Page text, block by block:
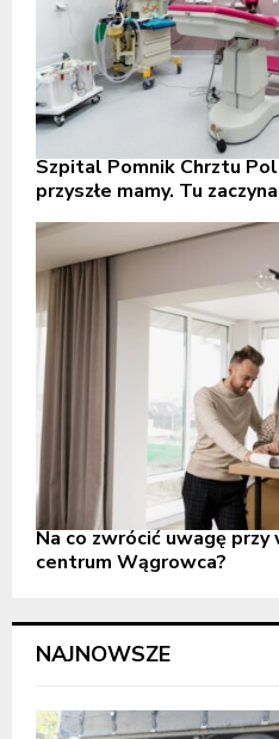
Szpital Pomnik Chrztu
przyszłe mamy. Tu
Na co zwrócić uwagę
centrum Wągrowca?
NAJNOWSZE